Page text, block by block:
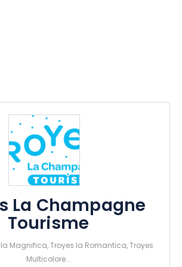
La Champagne
Tourisme
Magnifica, Troyes la Romantica, Troyes
Multicolore...